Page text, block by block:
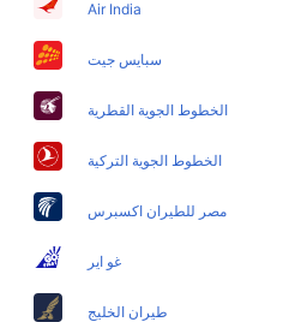
Air India
سبايس جيت
الخطوط الجوية القطرية
الخطوط الجوية التركية
مصر للطيران اكسبرس
غو اير
طيران الخليج